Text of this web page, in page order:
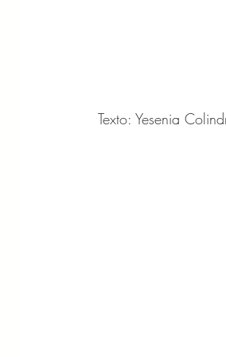
Texto: Yesenia